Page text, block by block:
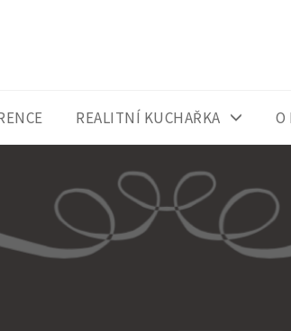
REALITNÍ KUCHAŘKA O